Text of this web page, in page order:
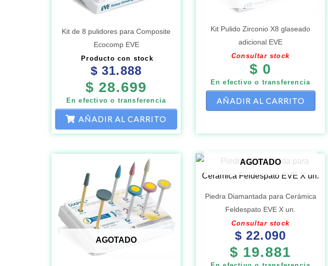
Kit de 8 pulidores para Composite
Ecocomp EVE
Producto con stock
$ 31.888
$ 28.699
En efectivo o transferencia
AÑADIR AL CARRITO
Kit Pulido Zirconio X8 glaseado
adicional EVE
Consultar stock
$ 0
En efectivo o transferencia
AÑADIR AL CARRITO
AGOTADO
AGOTADO
Piedra Diamantada para Cerámica
Feldespato EVE X un.
Consultar stock
$ 22.090
$ 19.881